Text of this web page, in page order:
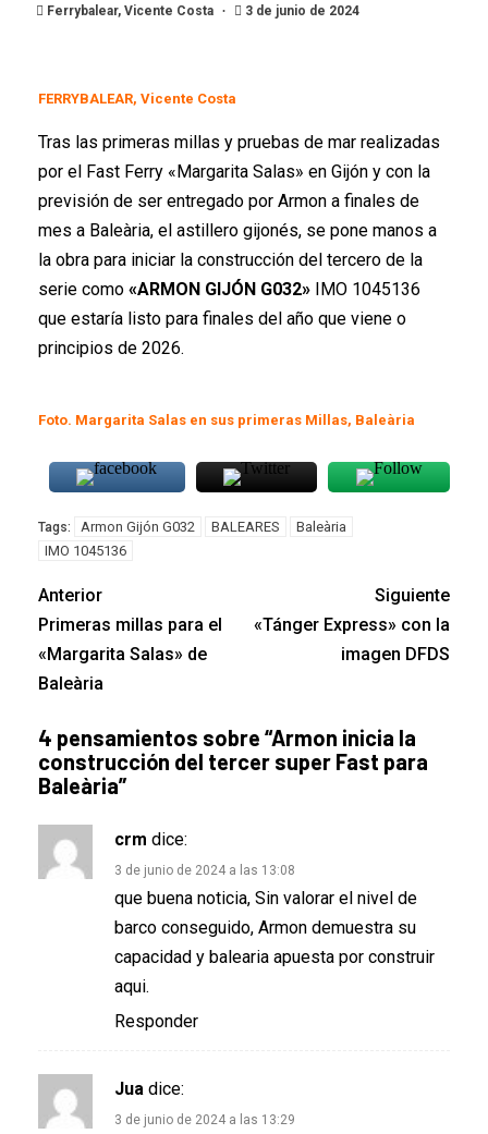
Ferrybalear, Vicente Costa 3 de junio de 2024
FERRYBALEAR, Vicente Costa
Tras las primeras millas y pruebas de mar realizadas
por el Fast Ferry «Margarita Salas» en Gijón y con la
previsión de ser entregado por Armon a finales de
mes a Baleària, el astillero gijonés, se pone manos a
la obra para iniciar la construcción del tercero de la
serie como «ARMON GIJÓN G032» IMO 1045136
que estaría listo para finales del año que viene o
principios de 2026.
Foto. Margarita Salas en sus primeras Millas, Baleària
Tags: Armon Gijón G032 BALEARES
Baleària
IMO 1045136
Anterior
Primeras millas para el
«Margarita Salas» de
Baleària
Siguiente
«Tánger Express» con la
imagen DFDS
4 pensamientos sobre “Armon inicia la
construcción del tercer super Fast para
Baleària”
crm dice:
3 de junio de 2024 a las 13:08
que buena noticia, Sin valorar el nivel de
barco conseguido, Armon demuestra su
capacidad y balearia apuesta por construir
aqui.
Responder
Jua dice:
3 de junio de 2024 a las 13:29